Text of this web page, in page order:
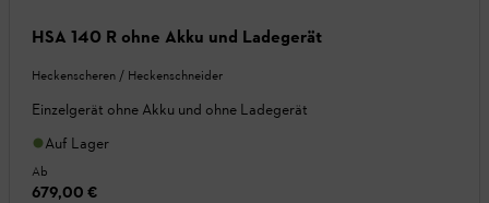
HSA 140 R ohne Akku und Ladegerät
Heckenscheren / Heckenschneider
Einzelgerät ohne Akku und ohne Ladegerät
Auf Lager
Ab
679,00 €